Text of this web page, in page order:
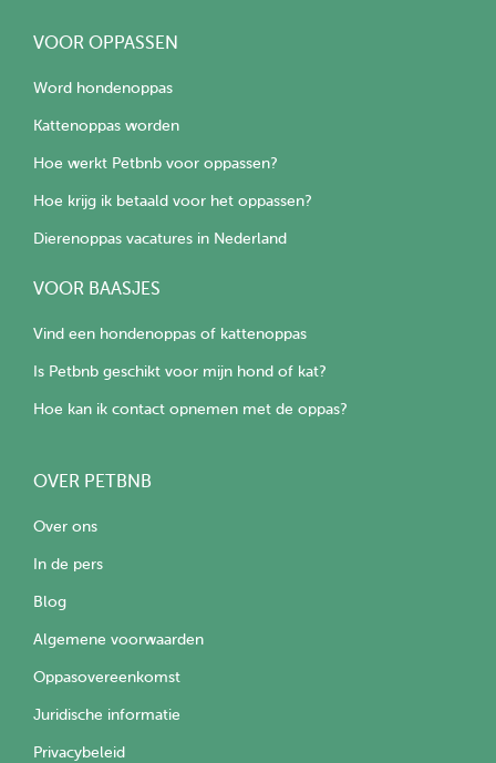
VOOR OPPASSEN
Word hondenoppas
Kattenoppas worden
Hoe werkt Petbnb voor oppassen?
Hoe krijg ik betaald voor het oppassen?
Dierenoppas vacatures in Nederland
VOOR BAASJES
Vind een hondenoppas of kattenoppas
Is Petbnb geschikt voor mijn hond of kat?
Hoe kan ik contact opnemen met de oppas?
OVER PETBNB
Over ons
In de pers
Blog
Algemene voorwaarden
Oppasovereenkomst
Juridische informatie
Privacybeleid